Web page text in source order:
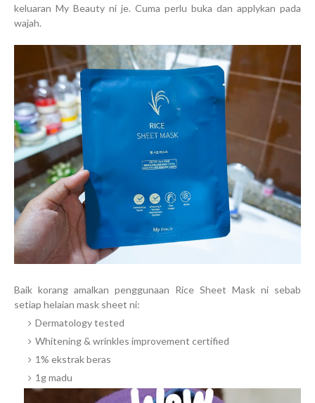
keluaran My Beauty ni je. Cuma perlu buka dan applykan pada
wajah.
Baik korang amalkan penggunaan Rice Sheet Mask ni sebab
setiap helaian mask sheet ni:
Dermatology tested
Whitening & wrinkles improvement certified
1% ekstrak beras
1g madu